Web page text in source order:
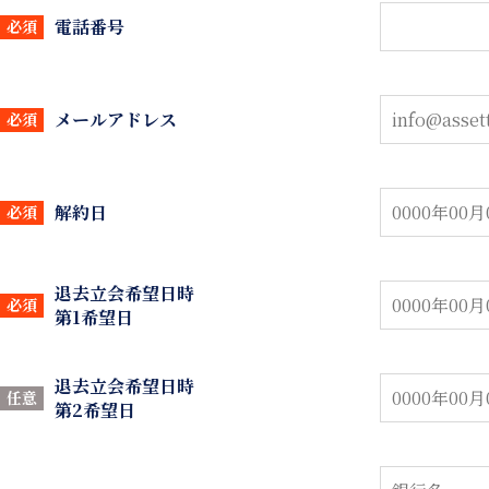
必須 電話番号
必須 メールアドレス
必須 解約日
必須
退去立会希望日時
第1希望日
任意
退去立会希望日時
第2希望日